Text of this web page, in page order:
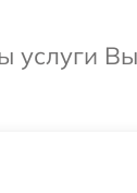
услуги